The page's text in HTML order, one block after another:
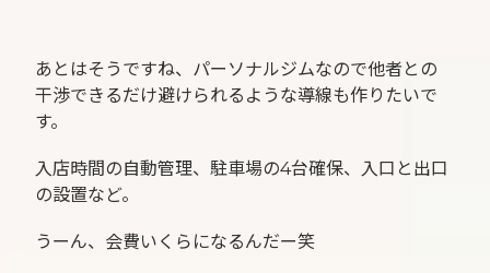
あとはそうですね、パーソナルジムなので他者との
干渉できるだけ避けられるような導線も作りたいで
す。
入店時間の自動管理、駐車場の4台確保、入口と出口
の設置など。
うーん、会費いくらになるんだー笑